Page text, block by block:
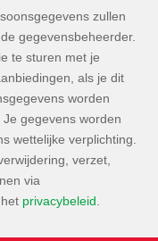
zullen
gegevensbeheerder.
te sturen met je
als je dit
worden
gegevens worden
wettelijke verplichting.
verzet,
via
privacybeleid